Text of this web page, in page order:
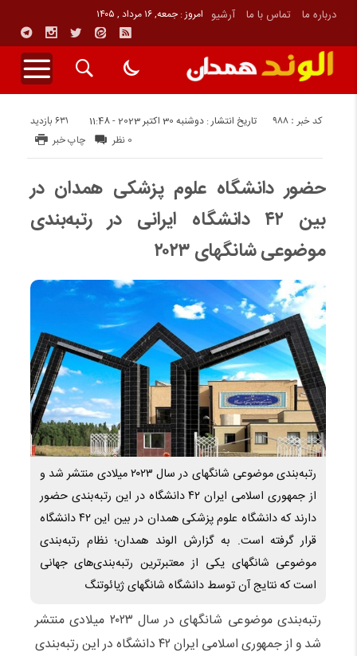
درباره ما تماس با ما آرشیو امروز : جمعه, ۱۶ مرداد , ۱۴۰۵
تاریخ انتشار : دوشنبه 30 اکتبر 2023 - 11:48 631 بازدید کد خبر : 988
چاپ خبر 0 نظر
حضور دانشگاه علوم پزشکی همدان در
بین ۴۲ دانشگاه ایرانی در رتبه‌بندی
موضوعی شانگهای ۲۰۲۳
رتبه‌بندی موضوعی شانگهای در سال ۲۰۲۳ میلادی منتشر شد و
از جمهوری اسلامی ایران ۴۲ دانشگاه در این رتبه‌بندی حضور
دارند که دانشگاه علوم پزشکی همدان در بین این ۴۲ دانشگاه
قرار گرفته است. به گزارش الوند همدان؛ نظام رتبه‌بندی
موضوعی شانگهای یکی از معتبرترین رتبه‌بندی‌های جهانی
است که نتایج آن توسط دانشگاه شانگهای ژیائوتنگ
رتبه‌بندی موضوعی شانگهای در سال ۲۰۲۳ میلادی منتشر
شد و از جمهوری اسلامی ایران ۴۲ دانشگاه در این رتبه‌بندی